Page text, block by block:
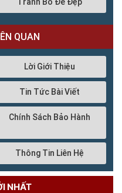
QUAN
Lời Giới Thiệu
Tin Tức Bài Viết
Chính Sách Bảo Hành
Thông Tin Liên Hệ
NHẤT